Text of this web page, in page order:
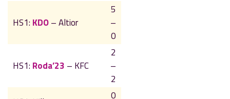
HS1: KDO– Altior
5
–
0
HS1: Roda’23 – KFC
2
–
2
0